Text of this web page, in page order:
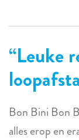
Leuke
Bon Bini Bon
alles erop en